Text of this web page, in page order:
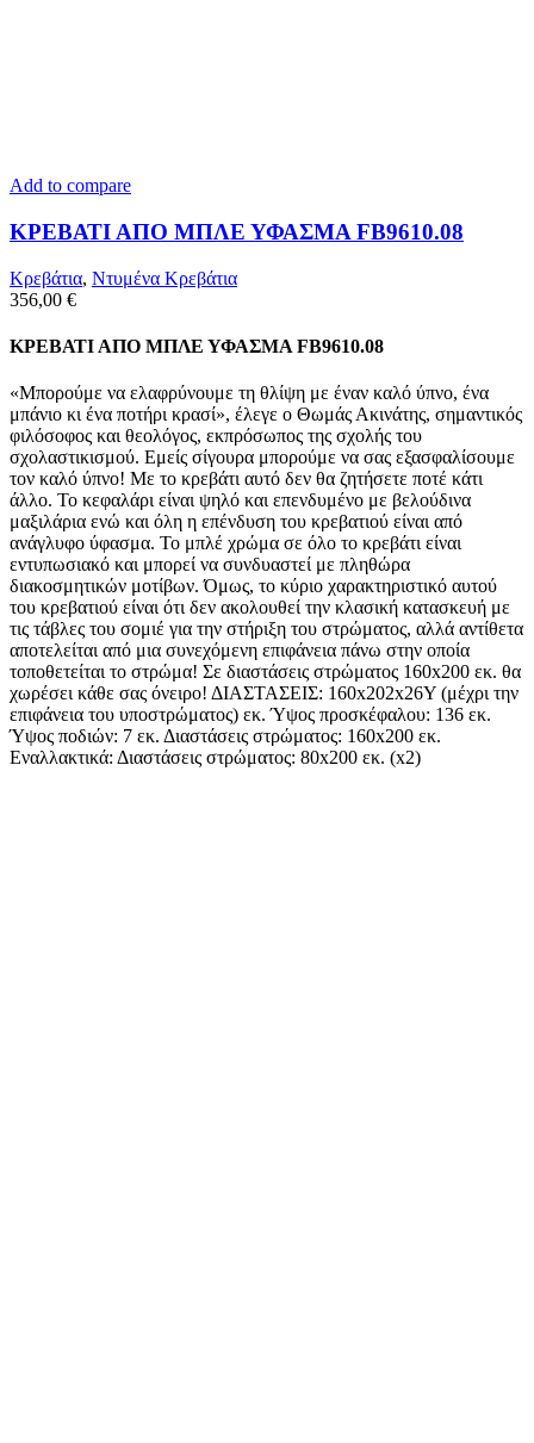
Add to compare
ΚΡΕΒΑΤΙ ΑΠΟ ΜΠΛΕ ΥΦΑΣΜΑ FB9610.08
Κρεβάτια, Ντυμένα Κρεβάτια
356,00 €
ΚΡΕΒΑΤΙ ΑΠΟ ΜΠΛΕ ΥΦΑΣΜΑ FB9610.08
«Μπορούμε να ελαφρύνουμε τη θλίψη με έναν καλό ύπνο, ένα
μπάνιο κι ένα ποτήρι κρασί», έλεγε ο Θωμάς Ακινάτης, σημαντικός
φιλόσοφος και θεολόγος, εκπρόσωπος της σχολής του
σχολαστικισμού. Εμείς σίγουρα μπορούμε να σας εξασφαλίσουμε
τον καλό ύπνο! Με το κρεβάτι αυτό δεν θα ζητήσετε ποτέ κάτι
άλλο. Το κεφαλάρι είναι ψηλό και επενδυμένο με βελούδινα
μαξιλάρια ενώ και όλη η επένδυση του κρεβατιού είναι από
ανάγλυφο ύφασμα. Το μπλέ χρώμα σε όλο το κρεβάτι είναι
εντυπωσιακό και μπορεί να συνδυαστεί με πληθώρα
διακοσμητικών μοτίβων. Όμως, το κύριο χαρακτηριστικό αυτού
του κρεβατιού είναι ότι δεν ακολουθεί την κλασική κατασκευή με
τις τάβλες του σομιέ για την στήριξη του στρώματος, αλλά αντίθετα
αποτελείται από μια συνεχόμενη επιφάνεια πάνω στην οποία
τοποθετείται το στρώμα! Σε διαστάσεις στρώματος 160x200 εκ. θα
χωρέσει κάθε σας όνειρο! ΔΙΑΣΤΑΣΕΙΣ: 160x202x26Υ (μέχρι την
επιφάνεια του υποστρώματος) εκ. Ύψος προσκέφαλου: 136 εκ.
Ύψος ποδιών: 7 εκ. Διαστάσεις στρώματος: 160x200 εκ.
Εναλλακτικά: Διαστάσεις στρώματος: 80x200 εκ. (x2)